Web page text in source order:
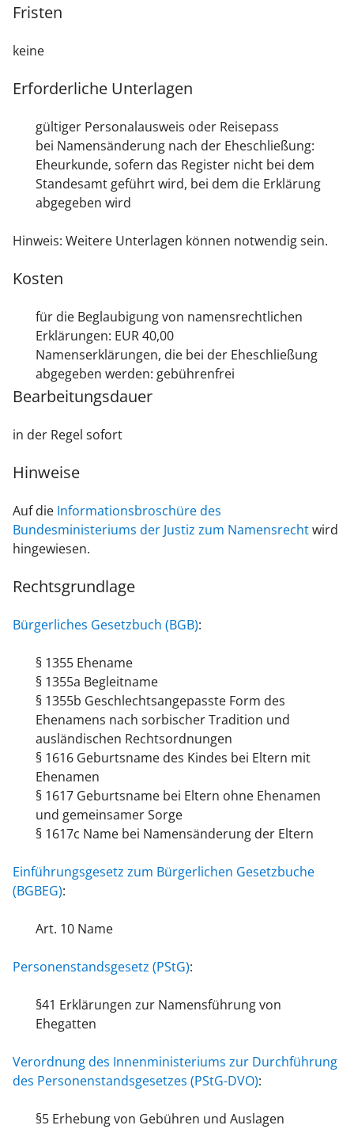
Fristen
keine
Erforderliche Unterlagen
gültiger Personalausweis oder Reisepass
bei Namensänderung nach der Eheschließung:
Eheurkunde, sofern das Register nicht bei dem
Standesamt geführt wird, bei dem die Erklärung
abgegeben wird
Hinweis: Weitere Unterlagen können notwendig sein.
Kosten
für die Beglaubigung von namensrechtlichen
Erklärungen: EUR 40,00
Namenserklärungen, die bei der Eheschließung
abgegeben werden: gebührenfrei
Bearbeitungsdauer
in der Regel sofort
Hinweise
Auf die Informationsbroschüre des
Bundesministeriums der Justiz zum Namensrechtwird
hingewiesen.
Rechtsgrundlage
Bürgerliches Gesetzbuch (BGB):
§ 1355 Ehename
§ 1355a Begleitname
§ 1355b Geschlechtsangepasste Form des
Ehenamens nach sorbischer Tradition und
ausländischen Rechtsordnungen
§ 1616 Geburtsname des Kindes bei Eltern mit
Ehenamen
§ 1617 Geburtsname bei Eltern ohne Ehenamen
und gemeinsamer Sorge
§ 1617c Name bei Namensänderung der Eltern
Einführungsgesetz zum Bürgerlichen Gesetzbuche
(BGBEG):
Art. 10 Name
Personenstandsgesetz (PStG):
§41 Erklärungen zur Namensführung von
Ehegatten
Verordnung des Innenministeriums zur Durchführung
des Personenstandsgesetzes (PStG-DVO):
§5 Erhebung von Gebühren und Auslagen